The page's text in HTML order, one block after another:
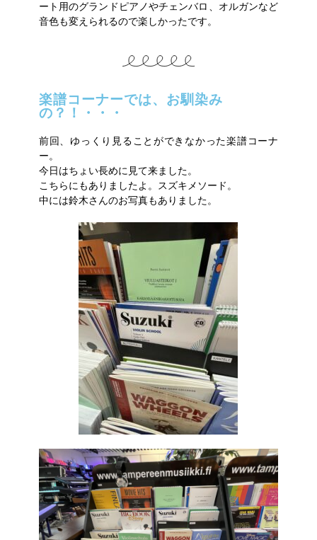
ート用のグランドピアノやチェンバロ、オルガンなど
音色も変えられるので楽しかったです。
楽譜コーナーでは、お馴染み
の？！・・・
前回、ゆっくり見ることができなかった楽譜コーナ
ー。
今日はちょい長めに見て来ました。
こちらにもありましたよ。スズキメソード。
中には鈴木さんのお写真もありました。